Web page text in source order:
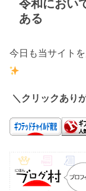
令和におい
ある
今日も当サイト
＼クリックあり